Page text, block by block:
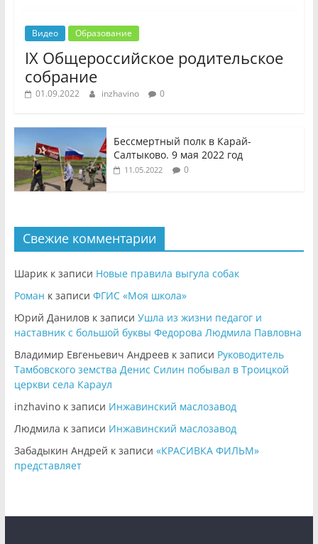
Видео Образование
IX Общероссийское родительское
собрание
01.09.2022 inzhavino 0
Бессмертный полк в Карай-
Салтыково. 9 мая 2022 год
11.05.2022 0
Свежие комментарии
Шарикк записи Новые правила выгула собак
Роман к записи ФГИС «Моя школа»
Юрий Даниловк записи Ушла из жизни педагог и
наставник с большой буквы Федорова Людмила Павловна
Владимир Евгеньевич Андреевк записи Руководитель
Тамбовского земства Денис Силин побывал в Троицкой
церкви села Караул
inzhavinoк записи Инжавинский маслозавод
Людмила к записи Инжавинский маслозавод
Забадыкин Андрей к записи «КРАСИВКА ФИЛЬМ»
представляет